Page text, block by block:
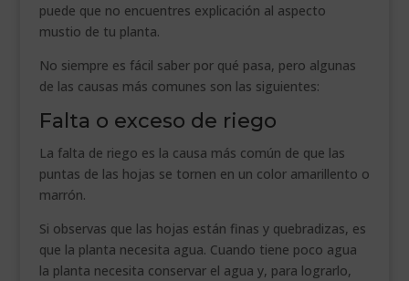
puede que no encuentres explicación al aspecto
mustio de tu planta.
No siempre es fácil saber por qué pasa, pero algunas
de las causas más comunes son las siguientes:
Falta o exceso de riego
La falta de riego es la causa más común de que las
puntas de las hojas se tornen en un color amarillento o
marrón.
Si observas que las hojas están finas y quebradizas, es
que la planta necesita agua. Cuando tiene poco agua
la planta necesita conservar el agua y, para lograrlo,